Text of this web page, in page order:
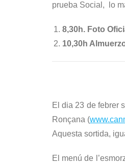
prueba Social, lo
8,30h. Foto
10,30h
El dia 23 de febrer
Ronçana (
Aquesta sortida,
El menú de